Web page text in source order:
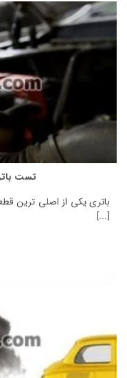
تست
باتری یکی از اصلی ترین
[...]